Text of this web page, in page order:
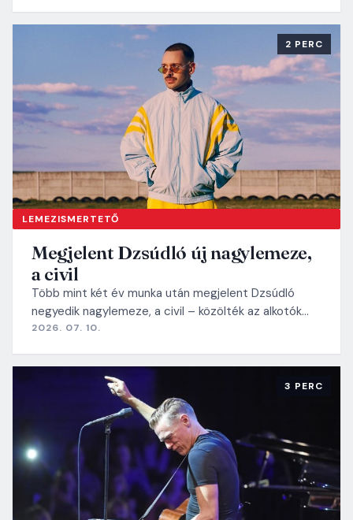
LEMEZISMERTETŐ
2 PERC
Megjelent Dzsúdló új nagylemeze,
a civil
Több mint két év munka után megjelent Dzsúdló
negyedik nagylemeze, a civil – közölték az alkotók…
2026. 07. 10.
3 PERC